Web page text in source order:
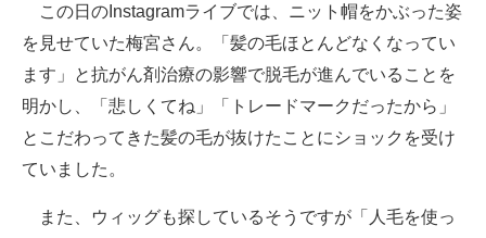
この日のInstagramライブでは、ニット帽をかぶった姿
を見せていた梅宮さん。「髪の毛ほとんどなくなってい
ます」と抗がん剤治療の影響で脱毛が進んでいることを
明かし、「悲しくてね」「トレードマークだったから」
とこだわってきた髪の毛が抜けたことにショックを受け
ていました。
また、ウィッグも探しているそうですが「人毛を使っ